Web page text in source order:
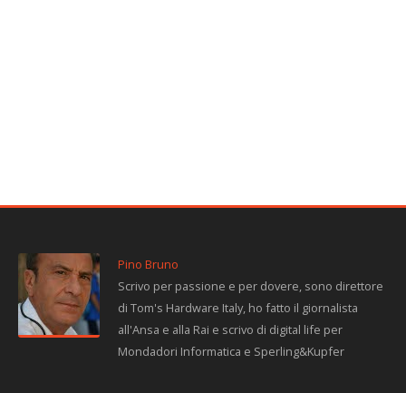
Pino Bruno
Scrivo per passione e per dovere, sono direttore
di Tom's Hardware Italy, ho fatto il giornalista
all'Ansa e alla Rai e scrivo di digital life per
Mondadori Informatica e Sperling&Kupfer